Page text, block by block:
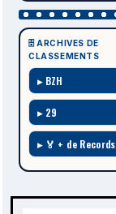
🗄️ ARCHIVES DE
CLASSEMENTS
BZH
29
🏅 + de Records